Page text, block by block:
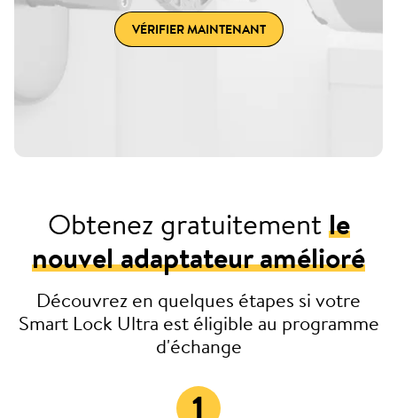
VÉRIFIER MAINTENANT
Obtenez gratuitementle
nouvel adaptateur amélioré
Découvrez en quelques étapes si votre
Smart Lock Ultra est éligible au programme
d'échange